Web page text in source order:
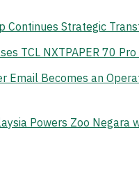
Continues Strategic
TCL NXTPAPER 70
Email Becomes an
Powers Zoo Negara